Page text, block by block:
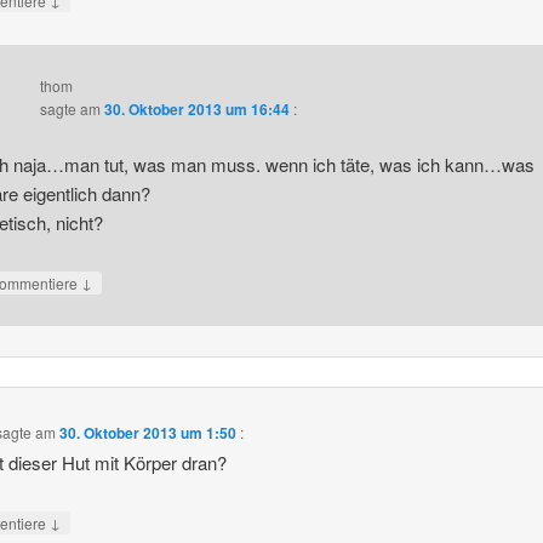
thom
sagte am 30. Oktober 2013 um 16:44 :
naja…man tut, was man muss. wenn ich täte, was ich kann…was
eigentlich dann?
nicht?
↓
am30. Oktober 2013 um 1:50 :
dieser Hut mit Körper dran?
↓